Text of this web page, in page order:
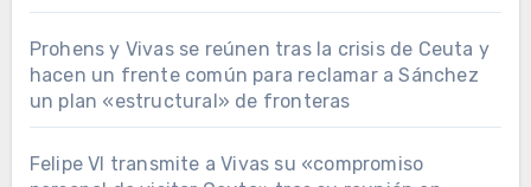
Prohens y Vivas se reúnen tras la crisis de Ceuta y
hacen un frente común para reclamar a Sánchez
un plan «estructural» de fronteras
Felipe VI transmite a Vivas su «compromiso